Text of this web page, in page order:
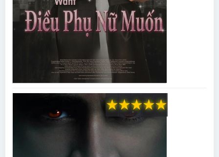
★
★
★
★
★